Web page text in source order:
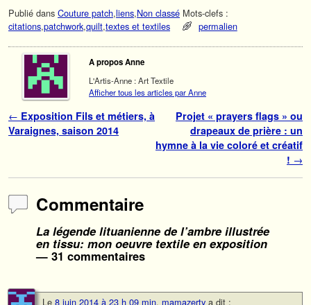
Publié dans Couture patch,liens,Non classé Mots-clefs :
citations,patchwork,quilt,textes et textiles permalien
A propos Anne
L'Artis-Anne : Art Textile
Afficher tous les articles par Anne
Navigation des articles
← Exposition Fils et métiers, à
Varaignes, saison 2014
Projet « prayers flags » ou
drapeaux de prière : un
hymne à la vie coloré et créatif
! →
Commentaire
La légende lituanienne de l’ambre illustrée
en tissu: mon oeuvre textile en exposition
— 31 commentaires
Le 8 juin 2014 à 23 h 09 min, mamazerty a dit :